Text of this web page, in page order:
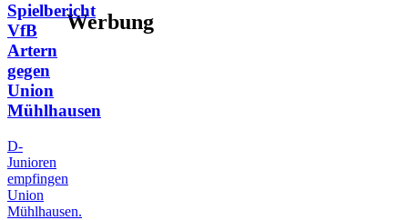
Spielbericht
VfB
Artern
gegen
Union
Mühlhausen
D-
Junioren
empfingen
Union
Mühlhausen.
Werbung